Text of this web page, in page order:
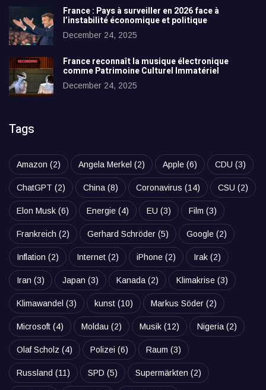
France : Pays à surveiller en 2026 face à
l’instabilité économique et politique
December 24, 2025
France reconnaît la musique électronique
comme Patrimoine Culturel Immatériel
December 24, 2025
Tags
Amazon (2) Angela Merkel (2) Apple (6) CDU (3)
ChatGPT (2) China (8) Coronavirus (14) CSU (2)
Elon Musk (6) Energie (4) EU (3) Film (3)
Frankreich (2) Gerhard Schröder (5) Google (2)
Inflation (2) Internet (2) iPhone (2) Irak (2)
Iran (3) Japan (3) Kanada (2) Klimakrise (3)
Klimawandel (3) kunst (10) Markus Söder (2)
Microsoft (4) Moldau (2) Musik (12) Nigeria (2)
Olaf Scholz (4) Polizei (6) Raum (3)
Russland (11) SPD (5) Supermärkten (2)